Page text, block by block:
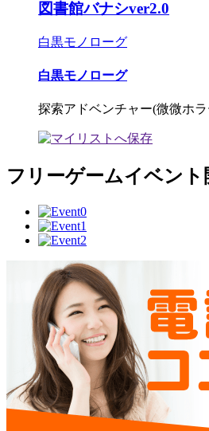
図書館バナシver2.0
白黒モノローグ
白黒モノローグ
探索アドベンチャー(微微ホ
フリーゲームイベント